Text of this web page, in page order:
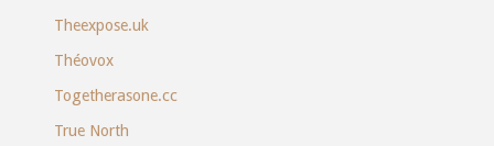
Theexpose.uk
Théovox
Togetherasone.cc
True North